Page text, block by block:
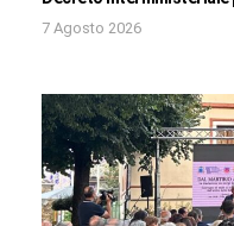
7 Agosto 2026